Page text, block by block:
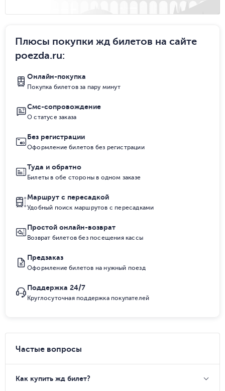
Плюсы покупки жд билетов на сайте
poezda.ru:
Онлайн-покупка
Покупка билетов за пару минут
Смс-сопровождение
О статусе заказа
Без регистрации
Оформление билетов без регистрации
Туда и обратно
Билеты в обе стороны в одном заказе
Маршрут с пересадкой
Удобный поиск маршрутов с пересадками
Простой онлайн-возврат
Возврат билетов без посещения кассы
Предзаказ
Оформление билетов на нужный поезд
Поддержка 24/7
Круглосуточная поддержка покупателей
Частые вопросы
Как купить жд билет?